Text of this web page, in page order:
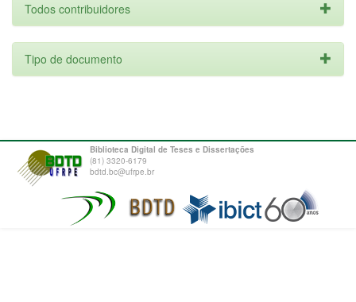
Todos contribuidores
Tipo de documento
Biblioteca Digital de Teses e Dissertações
(81) 3320-6179
bdtd.bc@ufrpe.br